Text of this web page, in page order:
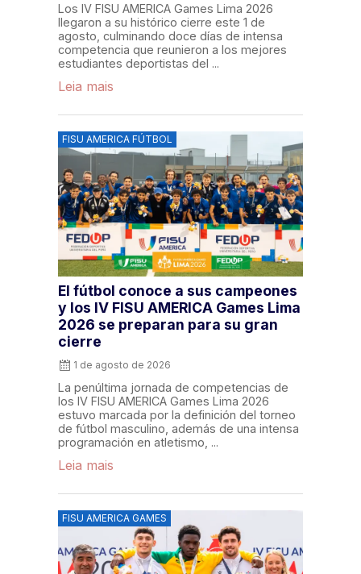
Los IV FISU AMERICA Games Lima 2026
llegaron a su histórico cierre este 1 de
agosto, culminando doce días de intensa
competencia que reunieron a los mejores
estudiantes deportistas del ...
Leia mais
FISU AMERICA FÚTBOL
El fútbol conoce a sus campeones
y los IV FISU AMERICA Games Lima
2026 se preparan para su gran
cierre
1 de agosto de 2026
La penúltima jornada de competencias de
los IV FISU AMERICA Games Lima 2026
estuvo marcada por la definición del torneo
de fútbol masculino, además de una intensa
programación en atletismo, ...
Leia mais
FISU AMERICA GAMES